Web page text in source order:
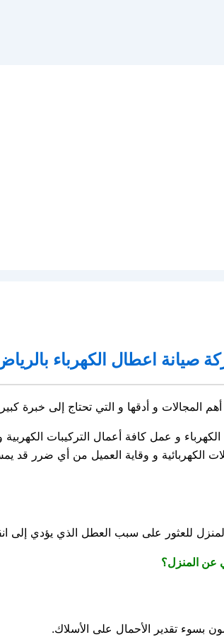
صيانة اعطال الكهرباء بالرياض
المجالات و أدقها و التي تحتاج إلى خبرة
و عمل كافة أعمال التركيبات
الكهربائية و وقاية العميل من أي ضرر قد
للعثور على سبب العطل الذي يؤدي إلى
عن المنزل؟
بسوء تقدير الأحمال على الأسلاك.